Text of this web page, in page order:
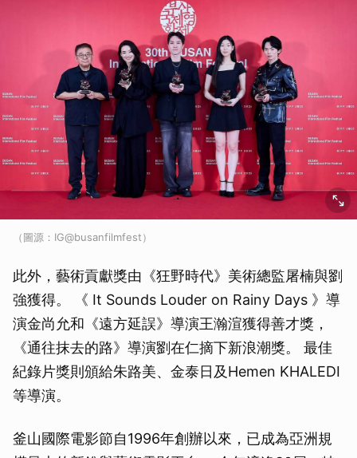
（圖源：IG@busanfilmfest）
此外，藝術貢獻獎由《狂野時代》美術總監屠楠與劉
強獲得。 《 It Sounds Louder on Rainy Days 》導
演金尚允和《遠方延誤》導演王瀚渲獲得善才獎，
《通往抹去的路》導演劉在仁摘下新浪潮獎。 最佳
紀錄片獎則頒給朱路美、金泰日及Hemen KHALEDI
等導演。
釜山國際電影節自1996年創辦以來，已成為亞洲規